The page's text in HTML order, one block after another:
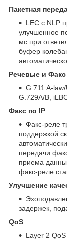
Пакетная
LEC с NLP
улучшенное
мс при
буфер
Речевые и Факс
G.711 A-
G.729A/B,
Факс по IP
Факс-реле
поддержкой
передачи
приема
факс-реле
Улучшение
задержек,
QoS
Layer 2